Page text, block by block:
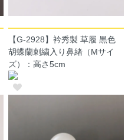
【G-2928】衿秀製 草履 黒色
胡蝶蘭刺繍入り鼻緒（Mサイ
ズ）：高さ5cm